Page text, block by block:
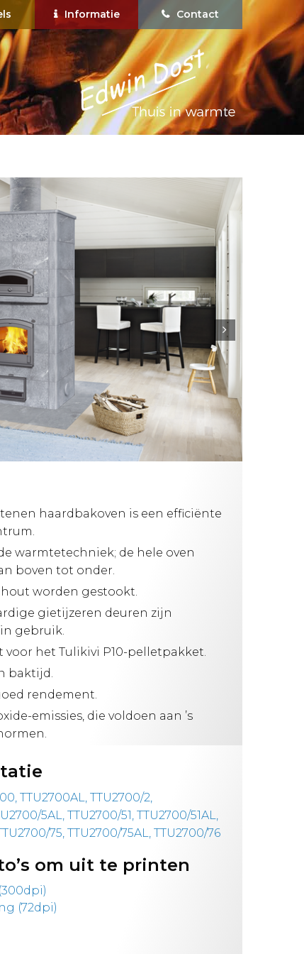
Informatie Contact
haardbakoven is een efficiënte
warmtetechniek; de hele oven
boven tot onder.
worden gestookt.
gietijzeren deuren zijn
gebruik.
voor het Tulikivi P10-pelletpakket.
baktijd.
rendement.
emissies, die voldoen aan ’s
TTU2700AL, TTU2700/2,
5AL, TTU2700/51, TTU2700/51AL,
75, TTU2700/75AL, TTU2700/76
om uit te printen
(72dpi)